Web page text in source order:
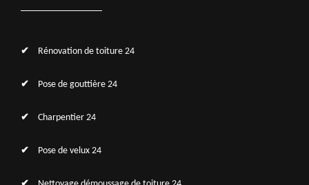
Rénovation de toiture 24
Pose de gouttière 24
Charpentier 24
Pose de velux 24